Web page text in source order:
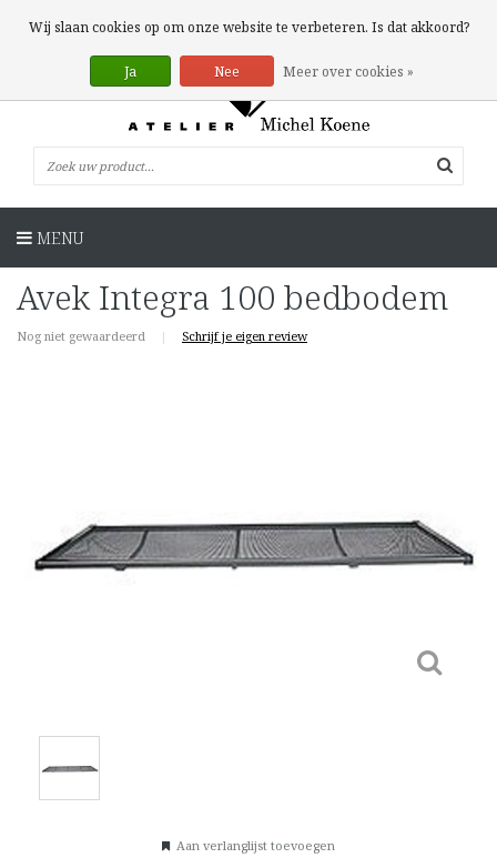
0 Artikelen
MENU
Avek Integra 100 bedbodem
Nog niet gewaardeerd | Schrijf je eigen review
Aan verlanglijst toevoegen
Wij slaan cookies op om onze website te verbeteren. Is dat akkoord?
Ja Nee Meer over cookies »